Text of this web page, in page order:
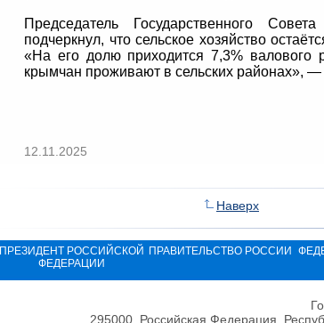
Председатель Государственного
подчеркнул, что сельское хозяйство
«На его долю приходится 7,3% валового
крымчан проживают в сельских районах»,
12.11.2025
Наверх
ПРЕЗИДЕНТ РОССИЙСКОЙ
ФЕДЕРАЦИИ
ПРАВИТЕЛЬСТВО РОССИИ
295000, Российская Федерация,